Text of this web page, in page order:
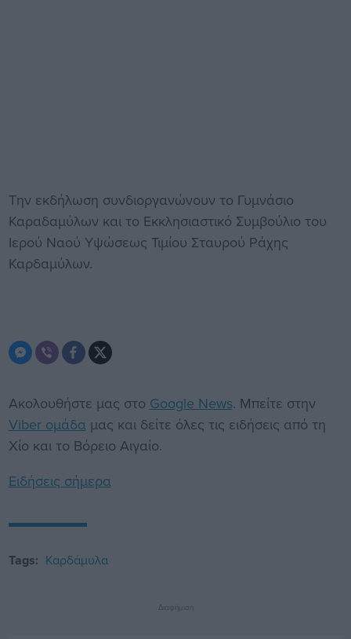
Την εκδήλωση συνδιοργανώνουν το Γυμνάσιο
Καραδαμύλων και το Εκκλησιαστικό Συμβούλιο του
Ιερού Ναού Υψώσεως Τιμίου Σταυρού Ράχης
Καρδαμύλων.
Ακολουθήστε μας στο Google News. Μπείτε στην
Viber ομάδα μας και δείτε όλες τις ειδήσεις από τη
Χίο και το Βόρειο Αιγαίο.
Ειδήσεις σήμερα
Tags: Καρδάμυλα
Διαφήμιση